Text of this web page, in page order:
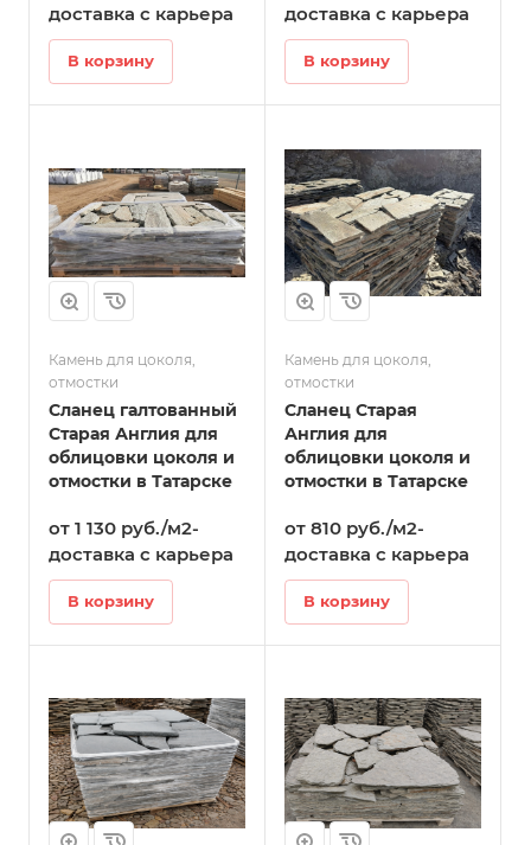
доставка с карьера
В корзину
доставка с карьера
В корзину
Камень для цоколя,
отмостки
Сланец галтованный
Старая Англия для
облицовки цоколя и
отмостки в Татарске
от 1 130 руб./м2-
доставка с карьера
В корзину
Камень для цоколя,
отмостки
Сланец Старая
Англия для
облицовки цоколя и
отмостки в Татарске
от 810 руб./м2-
доставка с карьера
В корзину